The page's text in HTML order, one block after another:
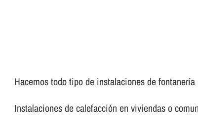
Hacemos todo tipo de instalaciones de
Instalaciones de calefacción en viviendas o